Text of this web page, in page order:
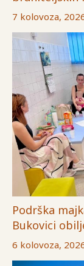
7 kolovoza,
Podrška
Bukovici
6 kolovoza,